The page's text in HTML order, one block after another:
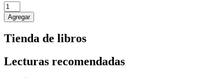
Mi
arbolito
de
cantidad
Agregar
Tienda de libros
Lecturas recomendadas